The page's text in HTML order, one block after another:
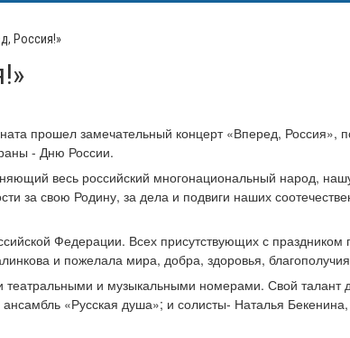
Россия!»
прошел замечательный концерт «Вперед, Россия»,
- Дню России.
весь российский многонациональный народ,
за свою Родину, за дела и подвиги наших
Федерации. Всех присутствующих с праздником
и пожелала мира, добра, здоровья,
и музыкальными номерами. Свой талант
«Русская душа»; и солисты- Наталья